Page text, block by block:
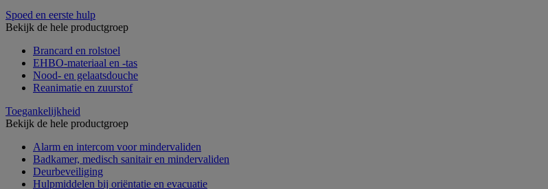
Spoed en eerste hulp
Bekijk de hele productgroep
Brancard en rolstoel
EHBO-materiaal en -tas
Nood- en gelaatsdouche
Reanimatie en zuurstof
Toegankelijkheid
Bekijk de hele productgroep
Alarm en intercom voor mindervaliden
Badkamer, medisch sanitair en mindervaliden
Deurbeveiliging
Hulpmiddelen bij oriëntatie en evacuatie